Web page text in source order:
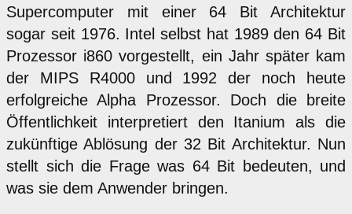
Supercomputer mit einer 64 Bit Architektur
sogar seit 1976. Intel selbst hat 1989 den 64 Bit
Prozessor i860 vorgestellt, ein Jahr später kam
der MIPS R4000 und 1992 der noch heute
erfolgreiche Alpha Prozessor. Doch die breite
Öffentlichkeit interpretiert den Itanium als die
zukünftige Ablösung der 32 Bit Architektur. Nun
stellt sich die Frage was 64 Bit bedeuten, und
was sie dem Anwender bringen.